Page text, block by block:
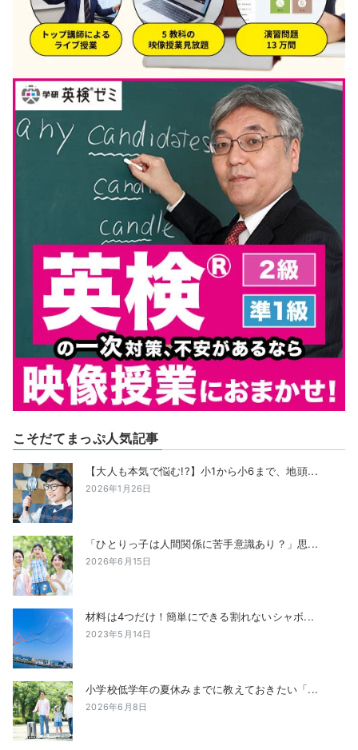
こそだてまっぷ人気記事
【大人も本気で悩む!?】小1から小6まで、地頭...
2026年1月26日
「ひとりっ子は人間関係に苦手意識あり？」思...
2026年6月15日
材料は4つだけ！簡単にできる割れないシャボ...
2023年5月14日
小学校低学年の夏休みまでに教えておきたい「...
2026年6月8日